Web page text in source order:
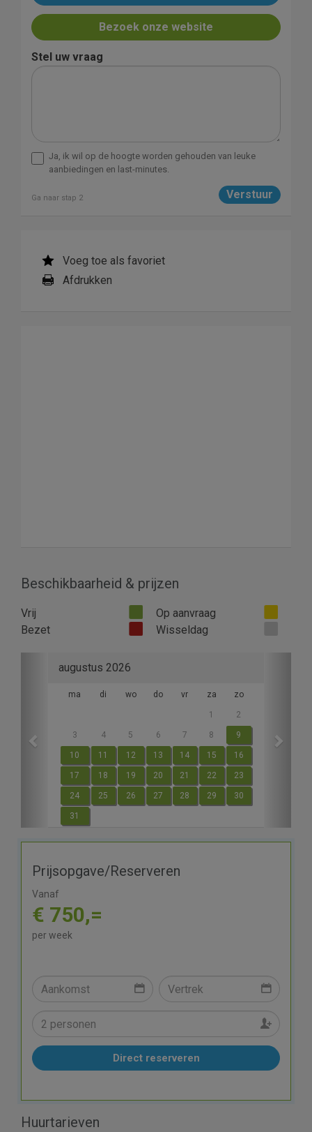
Bezoek onze website
Stel uw vraag
Ja, ik wil op de hoogte worden gehouden van leuke
aanbiedingen en last-minutes.
Ga naar stap 2
Voeg toe als favoriet
Afdrukken
Beschikbaarheid & prijzen
Vrij
Op aanvraag
Bezet
Wisseldag
augustus 2026
ma di wo do vr za zo
1 2
3 4 5 6 7 8 9
10 11 12 13 14 15 16
17 18 19 20 21 22 23
24 25 26 27 28 29 30
31
Previous
Prijsopgave/Reserveren
Vanaf
€ 750,=
per week
Direct reserveren
Huurtarieven